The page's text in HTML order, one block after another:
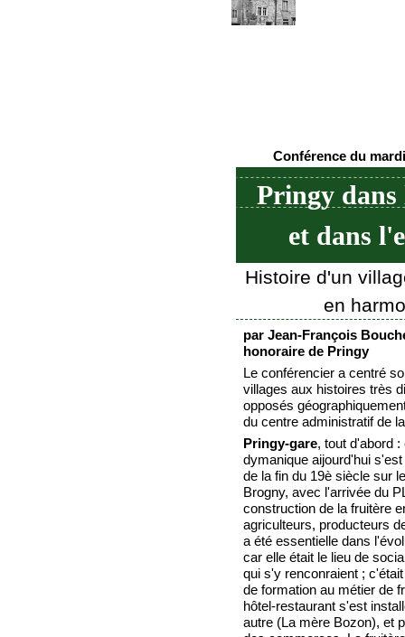
Conférence du
Pringy dans
et dans
Histoire d'un
en
par Jean-François
honoraire de Pringy
Le conférencier a centré
villages aux histoires très
opposés
du centre administratif de
Pringy-gare, tout d'abord
dymanique aijourd'hui
de la fin du 19è siècle sur
Brogny, avec l'arrivée du
construction de la fruitère
agriculteurs, producteurs
a été essentielle dans
car elle était le lieu de
qui s'y renconraient ;
de formation au métier de
hôtel-restaurant s'est
autre (La mère Bozon), et